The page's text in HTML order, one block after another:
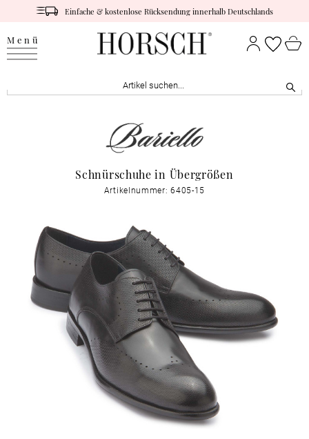
Einfache & kostenlose Rücksendung innerhalb Deutschlands
Menü
Schnürschuhe in Übergrößen
Artikelnummer: 6405-15